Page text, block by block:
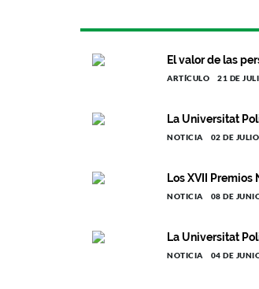
El valor de las
ARTÍCULO 21 DE
La Universitat
NOTICIA 02 DE
Los XVII
NOTICIA 08 DE
La Universitat
NOTICIA 04 DE